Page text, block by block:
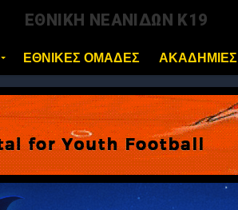
ΕΘΝΙΚΗ ΝΕΑΝΙΔΩΝ Κ19
ΕΘΝΙΚΕΣ ΟΜΑΔΕΣ ΑΚΑΔΗΜΙΕΣ